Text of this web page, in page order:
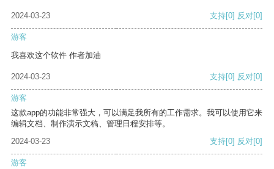
2024-03-23 支持[0] 反对[0]
游客
我喜欢这个软件 作者加油
2024-03-23 支持[0] 反对[0]
游客
这款app的功能非常强大，可以满足我所有的工作需求。我可以使用它来
编辑文档、制作演示文稿、管理日程安排等。
2024-03-23
支持[0] 反对[0]
游客